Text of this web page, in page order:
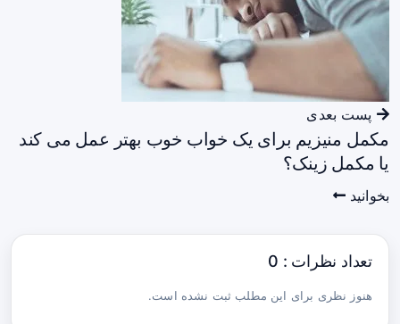
پست بعدی
مکمل منیزیم برای یک خواب خوب بهتر عمل می کند
یا مکمل زینک؟
بخوانید
تعداد نظرات : 0
هنوز نظری برای این مطلب ثبت نشده است.